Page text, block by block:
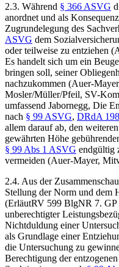
2.3. Während § 366 ASVG
anordnet und als
Zugrundelegung des
ASVG dem
oder teilweise zu entziehen (
Es handelt sich um ein
bringen soll, seiner
nachzukommen (Auer-Mayer
Mosler/Müller/Pfeil, SV-
umfassend Jabornegg, Die
nach § 99 ASVG, DRdA
allem darauf ab, den
gewährten Höhe
§ 99 Abs 1 ASVG endgültig
vermeiden (Auer-Mayer,
2.4. Aus der
Stellung der Norm und dem
(ErläutRV 599 BlgNR 7. GP
unberechtigter
Nichtduldung einer
als Grundlage einer
die Untersuchung zu
Berechtigung der